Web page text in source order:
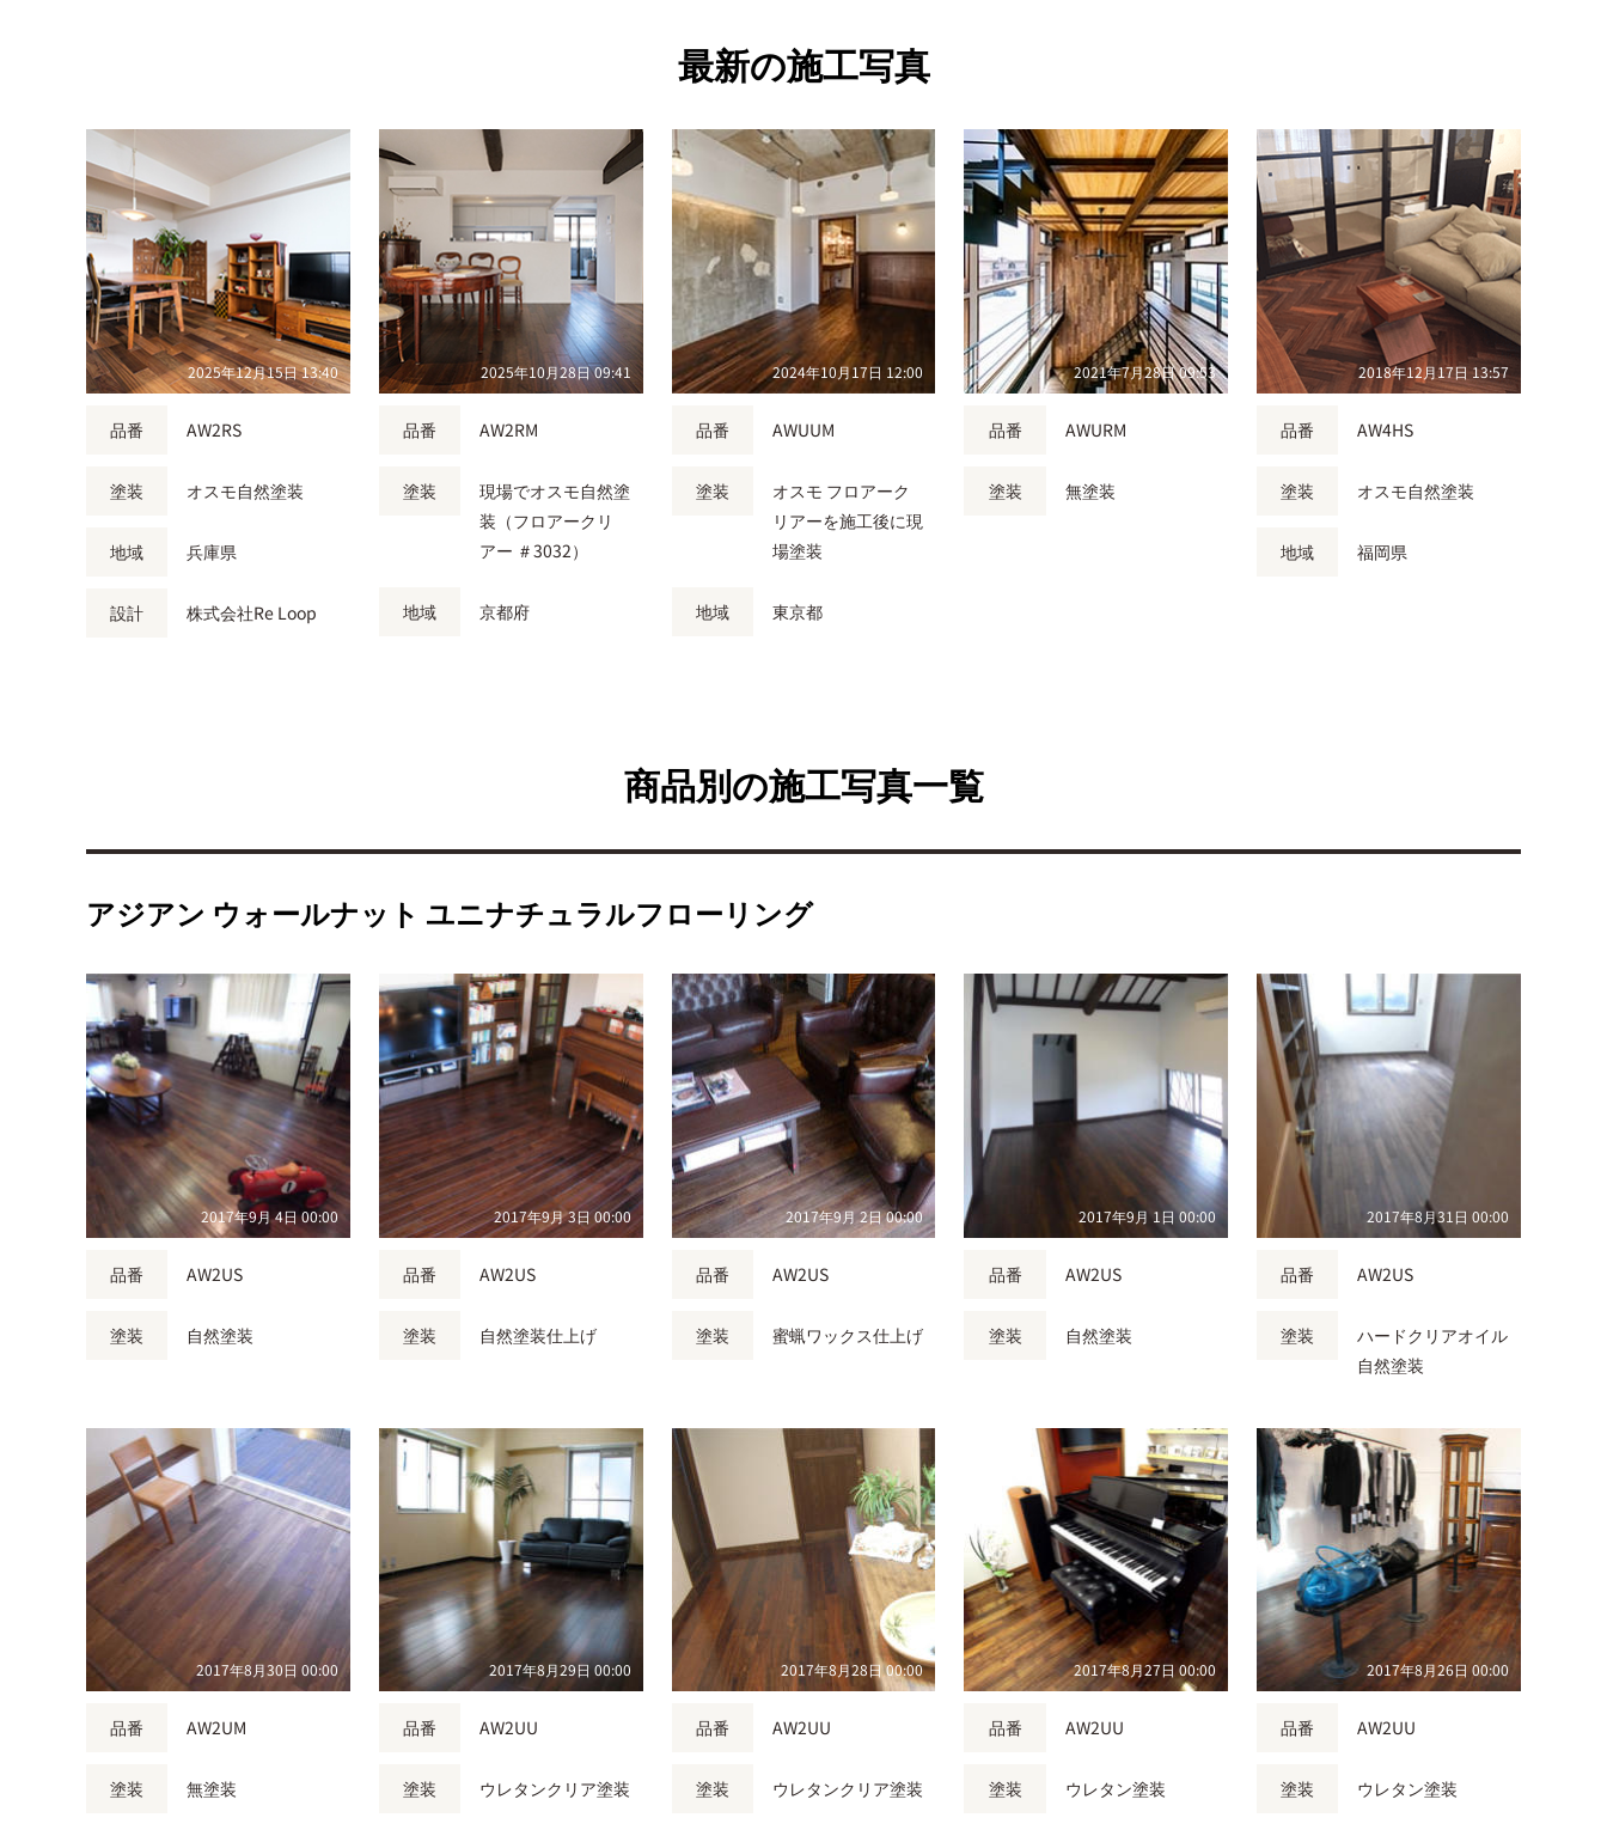
最新の施工写真
2025年12月15日 13:40
品番 AW2RS
塗装 オスモ自然塗装
地域 兵庫県
設計 株式会社Re Loop
2025年10月28日 09:41
品番 AW2RM
塗装
現場でオスモ自然塗
装（フロアークリ
アー ＃3032）
地域 京都府
2024年10月17日 12:00
品番 AWUUM
塗装
オスモ フロアーク
リアーを施工後に現
場塗装
地域 東京都
2021年7月28日 09:53
品番 AWURM
塗装 無塗装
2018年12月17日 13:57
品番 AW4HS
塗装 オスモ自然塗装
地域 福岡県
商品別の施工写真一覧
アジアン ウォールナット ユニナチュラルフローリング
2017年9月 4日 00:00
品番 AW2US
塗装 自然塗装
2017年9月 3日 00:00
品番 AW2US
塗装 自然塗装仕上げ
2017年9月 2日 00:00
品番 AW2US
塗装 蜜蝋ワックス仕上げ
2017年9月 1日 00:00
品番 AW2US
塗装 自然塗装
2017年8月31日 00:00
品番 AW2US
塗装
ハードクリアオイル
自然塗装
2017年8月30日 00:00
品番 AW2UM
塗装 無塗装
2017年8月29日 00:00
品番 AW2UU
塗装 ウレタンクリア塗装
2017年8月28日 00:00
品番 AW2UU
塗装 ウレタンクリア塗装
2017年8月27日 00:00
品番 AW2UU
塗装 ウレタン塗装
2017年8月26日 00:00
品番 AW2UU
塗装 ウレタン塗装